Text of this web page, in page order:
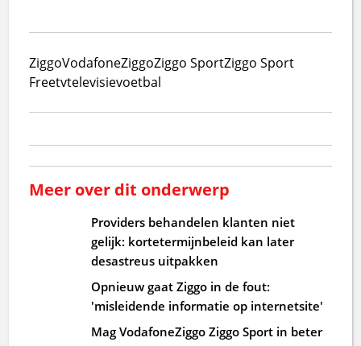
ZiggoVodafoneZiggoZiggo SportZiggo Sport
Freetvtelevisievoetbal
Meer over dit onderwerp
Providers behandelen klanten niet
gelijk: kortetermijnbeleid kan later
desastreus uitpakken
Opnieuw gaat Ziggo in de fout:
'misleidende informatie op internetsite'
Mag VodafoneZiggo Ziggo Sport in beter